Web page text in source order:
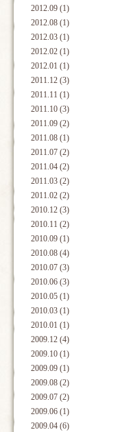
2012.09 (1)
2012.08 (1)
2012.03 (1)
2012.02 (1)
2012.01 (1)
2011.12 (3)
2011.11 (1)
2011.10 (3)
2011.09 (2)
2011.08 (1)
2011.07 (2)
2011.04 (2)
2011.03 (2)
2011.02 (2)
2010.12 (3)
2010.11 (2)
2010.09 (1)
2010.08 (4)
2010.07 (3)
2010.06 (3)
2010.05 (1)
2010.03 (1)
2010.01 (1)
2009.12 (4)
2009.10 (1)
2009.09 (1)
2009.08 (2)
2009.07 (2)
2009.06 (1)
2009.04 (6)